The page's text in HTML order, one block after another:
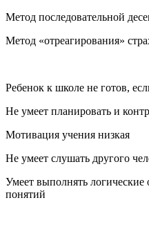
Метод последовательной
Метод «отреагирования»
Ребенок к школе не готов,
Не умеет планировать и
Мотивация учения низкая
Не умеет слушать другого
Умеет выполнять
понятий